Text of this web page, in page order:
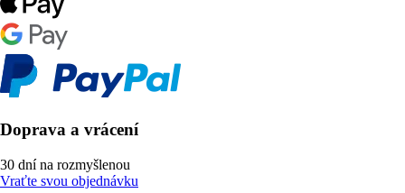
Doprava a vrácení
30 dní na rozmyšlenou
Vraťte svou objednávku